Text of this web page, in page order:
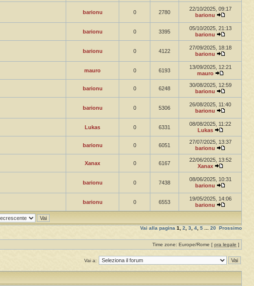
barionu 0 2780
22/10/2025, 09:17
barionu
barionu 0 3395
05/10/2025, 21:13
barionu
barionu 0 4122
27/09/2025, 18:18
barionu
mauro 0 6193
13/09/2025, 12:21
mauro
barionu 0 6248
30/08/2025, 12:59
barionu
barionu 0 5306
26/08/2025, 11:40
barionu
Lukas 0 6331
08/08/2025, 11:22
Lukas
barionu 0 6051
27/07/2025, 13:37
barionu
Xanax 0 6167
22/06/2025, 13:52
Xanax
barionu 0 7438
08/06/2025, 10:31
barionu
barionu 0 6553
19/05/2025, 14:06
barionu
Vai alla pagina 1, 2, 3, 4, 5 ... 20 Prossimo
Time zone: Europe/Rome [ ora legale ]
Vai a: